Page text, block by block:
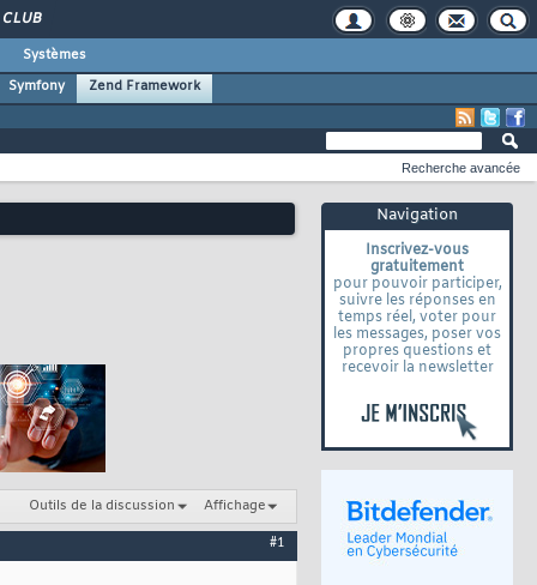
CLUB
Systèmes
Symfony
Zend Framework
Navigation
Inscrivez-vous
gratuitement
pour pouvoir participer,
suivre les réponses en
temps réel, voter pour
les messages, poser vos
propres questions et
recevoir la newsletter
Recherche avancée
Outils de la discussion Affichage
#1